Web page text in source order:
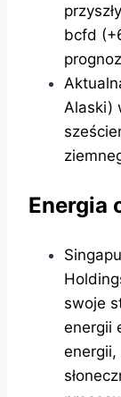
bcfd
Alaski)
Energia
swoje
energii
energii,